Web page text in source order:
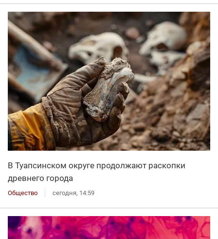
В Туапсинском округе продолжают раскопки
древнего города
Общество сегодня, 14:59